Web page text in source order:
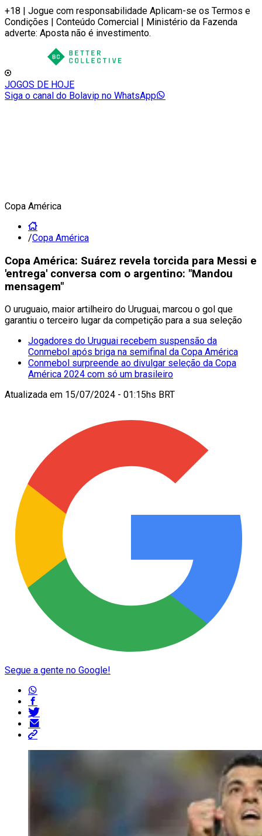
+18 | Jogue com responsabilidade Aplicam-se os Termos e
Condições | Conteúdo Comercial | Ministério da Fazenda
adverte: Aposta não é investimento.
JOGOS DE HOJE
Siga o canal do Bolavip no WhatsApp
Copa América
/Copa América
Copa América: Suárez revela torcida para Messi e
'entrega' conversa com o argentino: "Mandou
mensagem"
O uruguaio, maior artilheiro do Uruguai, marcou o gol que
garantiu o terceiro lugar da competição para a sua seleção
Jogadores do Uruguai recebem suspensão da
Conmebol após briga na semifinal da Copa América
Conmebol surpreende ao divulgar seleção da Copa
América 2024 com só um brasileiro
Atualizada em 15/07/2024 - 01:15hs BRT
Segue a gente no Google!